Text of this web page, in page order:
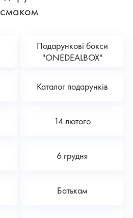
смаком
Подарункові бокси
"ONEDEALBOX"
Каталог подарунків
14 лютого
6 грудня
Батькам